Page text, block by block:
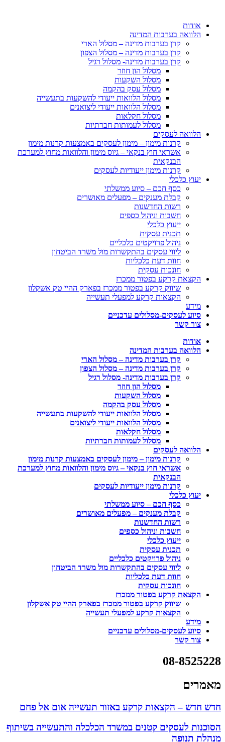
אודות
הלוואה בערבות המדינה
קרן בערבות מדינה – מסלול הארי
קרן בערבות מדינה – מסלול הצפון
קרן בערבות מדינה- מסלול רגיל
מסלול הון חוזר
מסלול השקעות
מסלול עסק בהקמה
מסלול הלוואות ייעודי להשקעות בתעשייה
מסלול הלוואות ייעודי ליצואנים
מסלול חקלאות
מסלול לעמותות חברתיות
הלוואה לעסקים
קרנות מימון – מימון לעסקים באמצעות קרנות מימון
אשראי חוץ בנקאי – גיוס מימון והלוואות מחוץ למערכת
הבנקאית
קרנות מימון ייעודיות לעסקים
יעוץ כלכלי
כסף חכם – סיוע ממשלתי
קבלת מענקים – מפעלים מאושרים
רשות החדשנות
חשבות וניהול כספים
ייעוץ כלכלי
תכנית עסקית
ניהול פרויקטים כלכליים
ליווי עסקים בהתקשרות מול משרד הביטחון
חוות דעת כלכליות
חונכות עסקית
הקצאת קרקע בפטור ממכרז
שיווק קרקע בפטור ממכרז בפארק ההיי טק אשקלון
הקצאות קרקע למפעלי תעשייה
מידע
סיוע לעסקים-מסלולים עדכניים
צור קשר
אודות
הלוואה בערבות המדינה
קרן בערבות מדינה – מסלול הארי
קרן בערבות מדינה – מסלול הצפון
קרן בערבות מדינה- מסלול רגיל
מסלול הון חוזר
מסלול השקעות
מסלול עסק בהקמה
מסלול הלוואות ייעודי להשקעות בתעשייה
מסלול הלוואות ייעודי ליצואנים
מסלול חקלאות
מסלול לעמותות חברתיות
הלוואה לעסקים
קרנות מימון – מימון לעסקים באמצעות קרנות מימון
אשראי חוץ בנקאי – גיוס מימון והלוואות מחוץ למערכת
הבנקאית
קרנות מימון ייעודיות לעסקים
יעוץ כלכלי
כסף חכם – סיוע ממשלתי
קבלת מענקים – מפעלים מאושרים
רשות החדשנות
חשבות וניהול כספים
ייעוץ כלכלי
תכנית עסקית
ניהול פרויקטים כלכליים
ליווי עסקים בהתקשרות מול משרד הביטחון
חוות דעת כלכליות
חונכות עסקית
הקצאת קרקע בפטור ממכרז
שיווק קרקע בפטור ממכרז בפארק ההיי טק אשקלון
הקצאות קרקע למפעלי תעשייה
מידע
סיוע לעסקים-מסלולים עדכניים
צור קשר
08-8525228
מאמרים
חדש חדש – הקצאות קרקע באזור תעשייה אום אל פחם
הסוכנות לעסקים קטנים במשרד הכלכלה והתעשייה בשיתוף
מנהלת תנופה